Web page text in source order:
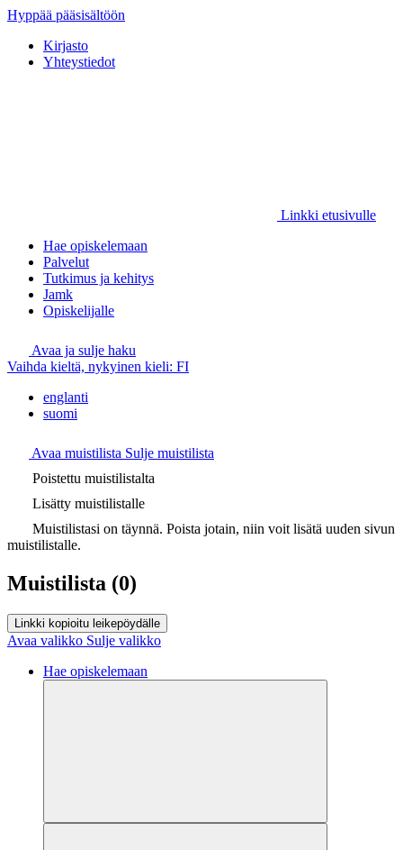
Hyppää pääsisältöön
Kirjasto
Yhteystiedot
Linkki etusivulle
Hae opiskelemaan
Palvelut
Tutkimus ja kehitys
Jamk
Opiskelijalle
Avaa ja sulje haku
Vaihda kieltä, nykyinen kieli: FI
englanti
suomi
Avaa muistilista Sulje muistilista
Poistettu muistilistalta
Lisätty muistilistalle
Muistilistasi on täynnä. Poista jotain, niin voit lisätä uuden sivun
muistilistalle.
Muistilista (0)
Linkki kopioitu leikepöydälle
Avaa valikko Sulje valikko
Hae opiskelemaan